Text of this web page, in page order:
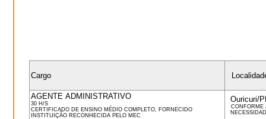
Cargo
AGENTE ADMINISTRATIVO
30 H/S
CERTIFICADO DE ENSINO MÉDIO COMPLETO, FORNECIDO
INSTITUIÇÃO RECONHECIDA PELO MEC
Ouricuri/
CONFORME